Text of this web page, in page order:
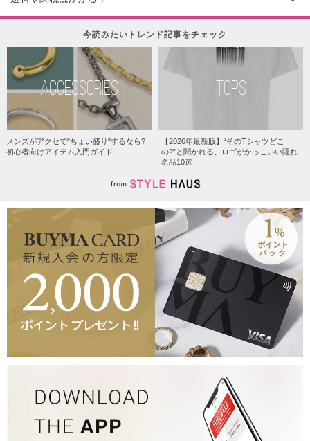
今読みたいトレンド記事をチェック
ACCESSORIES
メンズがアクセで"ちょい盛り"するなら?
初心者向けアイテム入門ガイド
TOPS
【2026年最新版】“そのTシャツどこ
の?”と聞かれる、ロゴがかっこいい隠れ
名品10選